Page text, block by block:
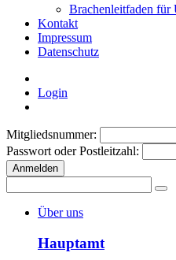
Brachenleitfaden für
Kontakt
Impressum
Datenschutz
Login
Mitgliedsnummer:
Passwort oder Postleitzahl:
Anmelden
Über uns
Hauptamt